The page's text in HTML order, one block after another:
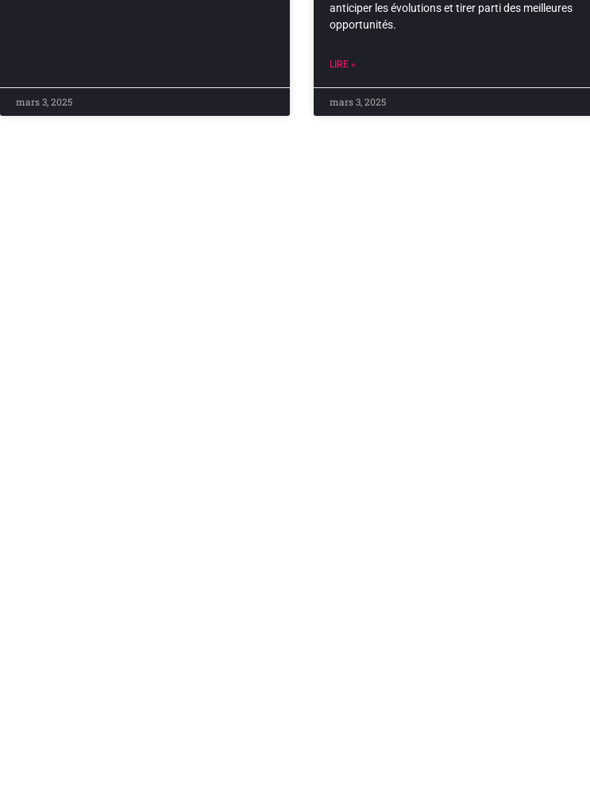
mars 3, 2025
anticiper les évolutions et tirer parti des meilleures
opportunités.
LIRE »
mars 3, 2025